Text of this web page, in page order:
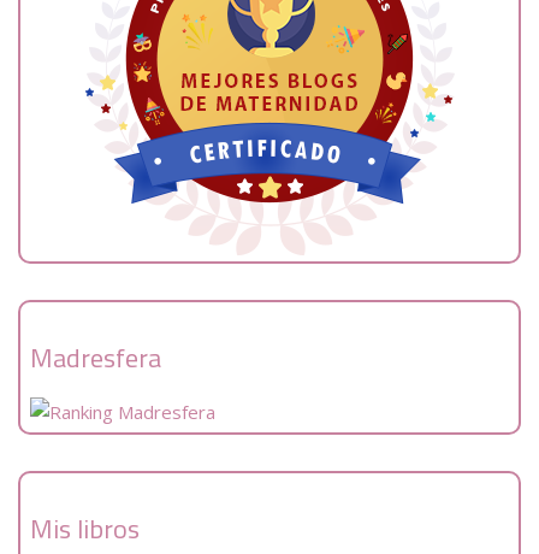
Madresfera
Mis libros